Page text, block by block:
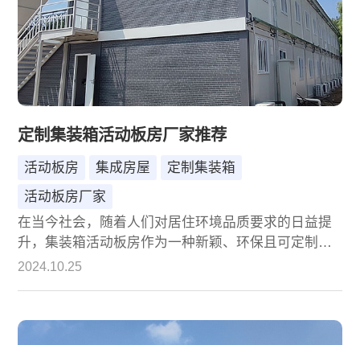
定制集装箱活动板房厂家推荐
活动板房 集成房屋
定制集装箱
活动板房厂家
在当今社会，随着人们对居住环境品质要求的日益提
升，集装箱活动板房作为一种新颖、环保且可定制的
居住空间解决方案，正逐渐受到越来越多人的青睐。
计和优质的服务，成为了众多客户的首选。本文将详
2024.10.25